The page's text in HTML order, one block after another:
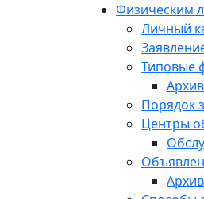
Физическим
Личный
Типовые
Архив
Порядок
Центры